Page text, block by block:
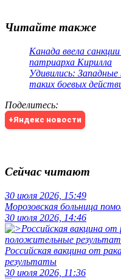
Читайте также
Канада ввела
патриарха Кирилла
Удивились: Западные
таких боевых
Поделитесь:
+Яндекс новости
Сейчас читают
30 июля 2026, 15:49
Морозовская больница
30 июля 2026, 14:46
Российская вакцина от
результаты
30 июля 2026, 11:36